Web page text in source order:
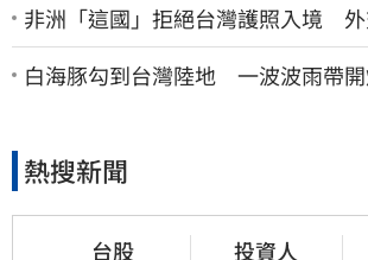
非洲「這國」拒絕台灣護照入境
了：持續交涉聯繫
白海豚勾到台灣陸地 一波波雨帶
熱搜新聞
台股 投資人